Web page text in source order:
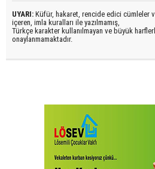
UYARI: Küfür, hakaret, rencide edici cümleler
içeren, imla kuralları ile yazılmamış,
Türkçe karakter kullanılmayan ve büyük
onaylanmamaktadır.